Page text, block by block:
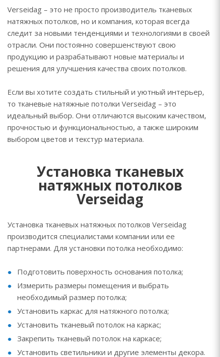
Verseidag – это не просто производитель тканевых
натяжных потолков, но и компания, которая всегда
следит за новыми тенденциями и технологиями в своей
отрасли. Они постоянно совершенствуют свою
продукцию и разрабатывают новые материалы и
решения для улучшения качества своих потолков.
Если вы хотите создать стильный и уютный интерьер,
то тканевые натяжные потолки Verseidag – это
идеальный выбор. Они отличаются высоким качеством,
прочностью и функциональностью, а также широким
выбором цветов и текстур материала.
Установка тканевых
натяжных потолков
Verseidag
Установка тканевых натяжных потолков Verseidag
производится специалистами компании или ее
партнерами. Для установки потолка необходимо:
Подготовить поверхность основания потолка;
Измерить размеры помещения и выбрать
необходимый размер потолка;
Установить каркас для натяжного потолка;
Установить тканевый потолок на каркас;
Закрепить тканевый потолок на каркасе;
Установить светильники и другие элементы декора.